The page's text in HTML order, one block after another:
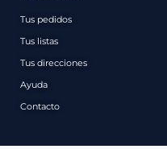
Tus pedidos
Tus listas
Tus direcciones
Ayuda
Contacto